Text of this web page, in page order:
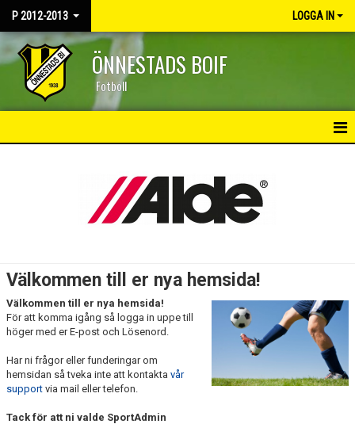
P 2012-2013 LOGGA IN
ÖNNESTADS BOIF
Fotboll
BILDGALLERI
DOKUMENT
KONTAKT
Välkommen till er nya hemsida!
Välkommen till er nya hemsida!
För att komma igång så logga in uppe till
höger med er E-post och Lösenord.
Har ni frågor eller funderingar om
hemsidan så tveka inte att kontakta vår
support via mail eller telefon.
Tack för att ni valde SportAdmin